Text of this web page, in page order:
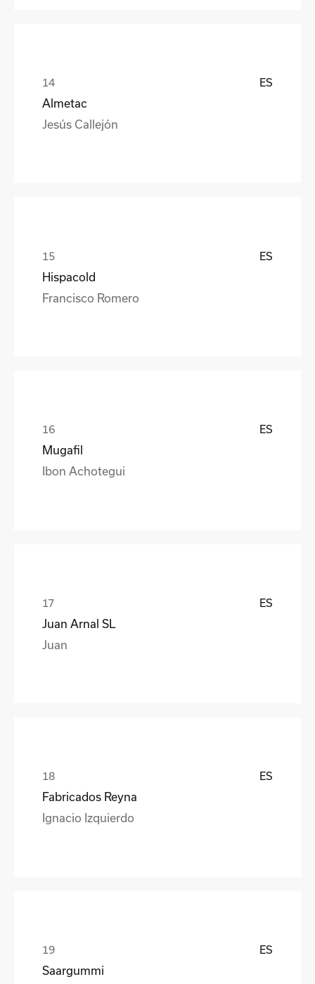
ES
Almetac
Jesús Callejón
ES
Hispacold
Francisco Romero
ES
Mugafil
Ibon Achotegui
ES
Juan Arnal SL
Juan
ES
Fabricados Reyna
Ignacio Izquierdo
ES
Saargummi